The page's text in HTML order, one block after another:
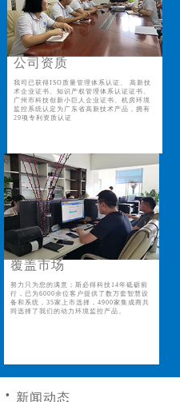
公司资质
我司已获得ISO质量管理体系认证、 高新技
术企业证书、知识产权管理体系认证证书、
广州市科技创新小巨人企业证书、机房环境
监控系统认定为广东省高新技术产品，拥有
29项专利资质认证
覆盖市场
努力只为您的满意；斯必得科技14年砥砺前
行，已为6000余位客户提供了数万套智慧设
备和系统，35家上市选择，4900家集成商共
同选择了我们的动力环境监控产品。
新闻动态